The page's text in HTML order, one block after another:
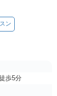
ン
歩5分